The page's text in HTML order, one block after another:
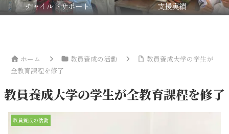
チャイルドサポート 支援実績
ホーム 教員養成の活動
教員養成大学の学生が
全教育課程を修了
教員養成大学の学生が全教育課程を修了
教員養成の活動